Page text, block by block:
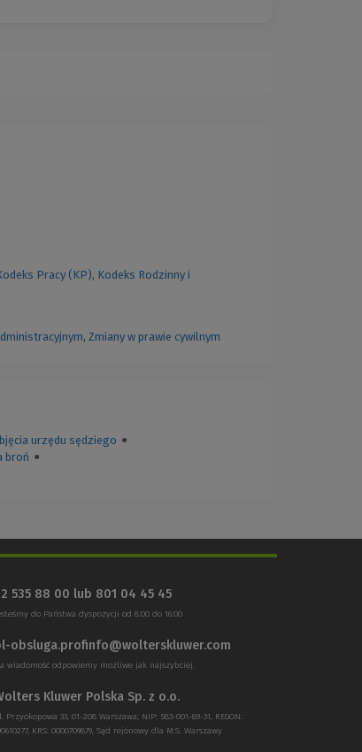
Pracy (KP), Kodeks Rodzinny i
, Zmiany w prawie cywilnym
urzędu sędziego ●
broń ●
535 88 00 lub 801 04 45 45
do Państwa dyspozycji od 8:00 do 16:00
obsluga.profinfo@wolterskluwer.com
wiadomość odpowiemy możliwe jak najszybciej.
Kluwer Polska Sp. z o.o.
Przyokopowa 33, 01-208 Warszawa; NIP: 583-001-89-31, REGON:
KRS: 0000709879, Sąd rejonowy dla M.S. Warszawy